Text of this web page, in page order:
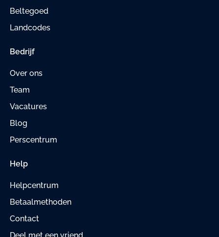
Beltegoed
Landcodes
Bedrijf
Over ons
Team
Vacatures
Blog
Perscentrum
Help
Helpcentrum
Betaalmethoden
Contact